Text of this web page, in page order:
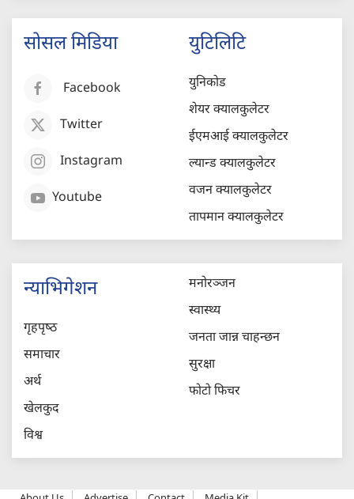
सोसल मिडिया
Facebook
Twitter
Instagram
Youtube
युटिलिटि
युनिकोड
शेयर क्यालकुलेटर
ईएमआई क्यालकुलेटर
ल्यान्ड क्यालकुलेटर
वजन क्यालकुलेटर
तापमान क्यालकुलेटर
न्याभिगेशन
गृहपृष्‍ठ
समाचार
अर्थ
खेलकुद
विश्व
मनोरञ्जन
स्वास्थ्य
जनता जान्न चाहन्छन
सुरक्षा
फोटो फिचर